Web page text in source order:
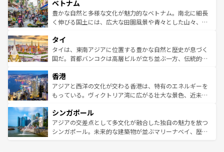
参照してほしい。
容にもいいと評判のスイーツなど、バラエティ豊かな料理
が味わえる。 なお、新着の台湾情報は コンテンツ一覧を参
照してほしい。
き、地方に足を延ばせば四季折々の自然美を楽しむことが
できる。そして、キムチや焼肉、絶品のストリートフード
まで、さまざまな韓国料理が待っている。夜には、韓国な
リティに包まれながら、韓国の多彩な魅力を心ゆくまで味
わってみてほしい。 なお、新着の韓国情報はコンテンツ一
覧を参照してほしい。
ベトナム
豊かな自然と多様な文化が魅力的なベトナム。南北に細長
く伸びる国土には、広大な田園風景や青々とした山々、世
急速な発展と共に伝統が息づく。ハノイの古い町並みやホ
ーチミン市のフランス統治時代の建物も、独特の雰囲気を
醸し出している。また、バラエティの豊かさとおいしさで
とつ。フォーやバインミー、ベトナムコーヒーなどは、ぜ
ひ現地で味わいたい。どの地域を訪れてもあたたかい人々
が旅行者を迎えてくれるので、きっと忘れられない旅にな
参照してほしい。
タイ
タイは、東南アジアに位置する豊かな自然と歴史が息づく
国だ。首都バンコクは高層ビルが立ち並ぶ一方、伝統的な
の活気が交差している。北部ではチェンマイなどの山岳地
帯で自然と触れ合い、南部ではプーケットやクラビの美し
いビーチでリゾート気分を楽しむことができる。タイ料理
激する。気候は一年中温暖で、どの季節にも異なる楽しみ
が待っている。親しみやすいタイの人々、仏教を中心とし
た文化、そして多様な観光資源が、訪れる旅人を魅了し続
香港
アジアと西洋の文化が交わる香港は、特有のエネルギーを
もっている。ヴィクトリア湾に広がる壮大な景色、近未来
み、どこを訪れても感動するはず。観光スポットが密集し
ており、効率よく見どころを回れるのも魅力。息をのむよ
うな絶景から文化的な体験まで、香港を存分に楽しみ尽く
シンガポール
アジアの交差点として多文化が融合した独自の魅力を放つ
シンガポール。未来的な建築物が並ぶマリーナベイ、歴史